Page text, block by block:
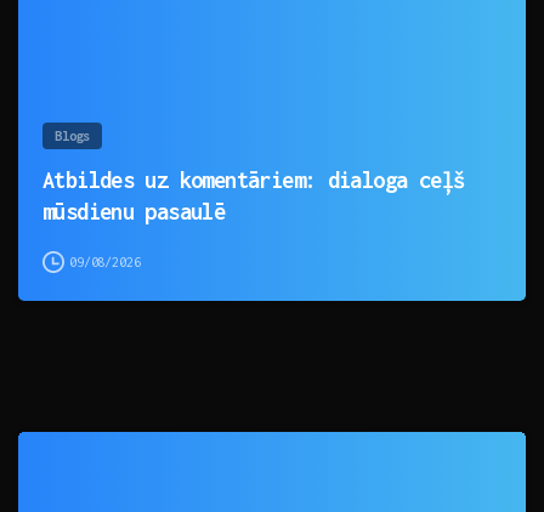
Blogs
Atbildes uz komentāriem: dialoga ceļš
mūsdienu pasaulē
09/08/2026